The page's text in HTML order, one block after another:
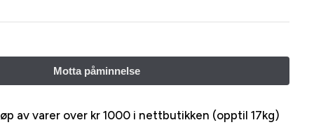
av varer over kr 1000 i nettbutikken (opptil 17kg)